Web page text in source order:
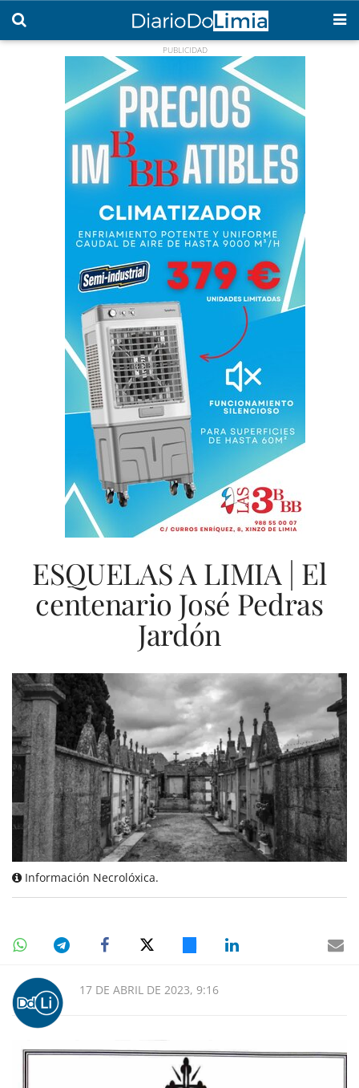
ESQUELAS A LIMIA | El
centenario José Pedras
Jardón
Información Necrolóxica.
17 DE ABRIL DE 2023, 9:16